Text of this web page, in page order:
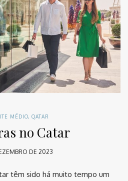
MÉDIO, QATAR
no Catar
DE 2023
têm sido há muito tempo um